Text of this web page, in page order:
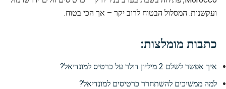
ועקשנות. המסלול הבטוח לרוב יקר – אך הכי בטוח.
כתבות מומלצות:
איך אפשר לשלם 2 מיליון דולר על כרטיס למונדיאל?
למה ממשיכים להשתחרר כרטיסים למונדיאל?